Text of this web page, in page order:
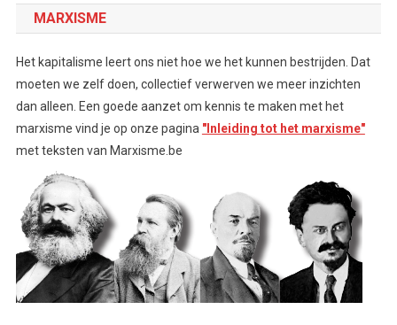
MARXISME
Het kapitalisme leert ons niet hoe we het kunnen bestrijden. Dat
moeten we zelf doen, collectief verwerven we meer inzichten
dan alleen. Een goede aanzet om kennis te maken met het
marxisme vind je op onze pagina "Inleiding tot het marxisme"
met teksten van Marxisme.be